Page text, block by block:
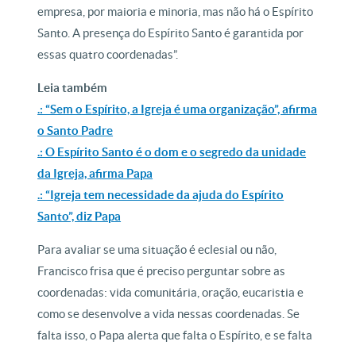
empresa, por maioria e minoria, mas não há o Espírito
Santo. A presença do Espírito Santo é garantida por
essas quatro coordenadas”.
Leia também
.: “Sem o Espírito, a Igreja é uma organização”, afirma
o Santo Padre
.: O Espírito Santo é o dom e o segredo da unidade
da Igreja, afirma Papa
.: “Igreja tem necessidade da ajuda do Espírito
Santo”, diz Papa
Para avaliar se uma situação é eclesial ou não,
Francisco frisa que é preciso perguntar sobre as
coordenadas: vida comunitária, oração, eucaristia e
como se desenvolve a vida nessas coordenadas. Se
falta isso, o Papa alerta que falta o Espírito, e se falta